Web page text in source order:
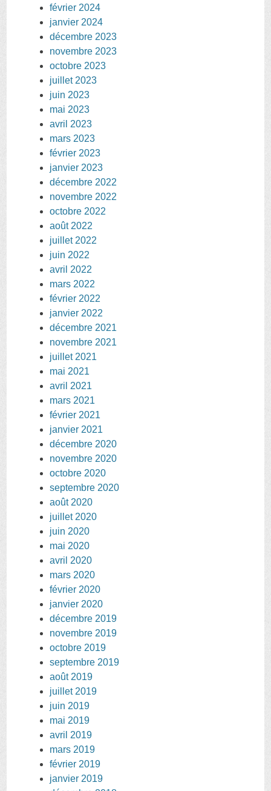
février 2024
janvier 2024
décembre 2023
novembre 2023
octobre 2023
juillet 2023
juin 2023
mai 2023
avril 2023
mars 2023
février 2023
janvier 2023
décembre 2022
novembre 2022
octobre 2022
août 2022
juillet 2022
juin 2022
avril 2022
mars 2022
février 2022
janvier 2022
décembre 2021
novembre 2021
juillet 2021
mai 2021
avril 2021
mars 2021
février 2021
janvier 2021
décembre 2020
novembre 2020
octobre 2020
septembre 2020
août 2020
juillet 2020
juin 2020
mai 2020
avril 2020
mars 2020
février 2020
janvier 2020
décembre 2019
novembre 2019
octobre 2019
septembre 2019
août 2019
juillet 2019
juin 2019
mai 2019
avril 2019
mars 2019
février 2019
janvier 2019